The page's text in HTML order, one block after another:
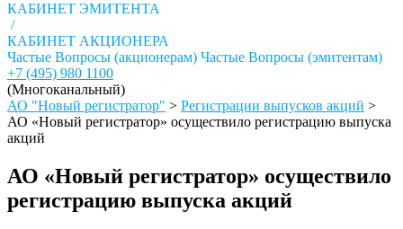
КАБИНЕТ ЭМИТЕНТА
/
КАБИНЕТ АКЦИОНЕРА
Частые Вопросы (акционерам) Частые Вопросы (эмитентам)
+7 (495) 980 1100
(Многоканальный)
АО "Новый регистратор" > Регистрации выпусков акций >
АО «Новый регистратор» осуществило регистрацию выпуска
акций
АО «Новый регистратор» осуществило
регистрацию выпуска акций